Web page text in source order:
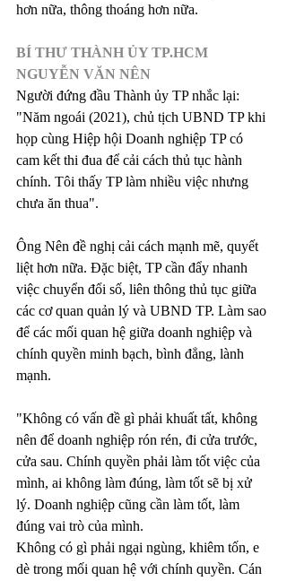
hơn nữa, thông thoáng hơn nữa.
BÍ THƯ THÀNH ỦY TP.HCM
NGUYỄN VĂN NÊN
Người đứng đầu Thành ủy TP nhắc lại:
"Năm ngoái (2021), chủ tịch UBND TP khi
họp cùng Hiệp hội Doanh nghiệp TP có
cam kết thi đua để cải cách thủ tục hành
chính. Tôi thấy TP làm nhiều việc nhưng
chưa ăn thua".
Ông Nên đề nghị cải cách mạnh mẽ, quyết
liệt hơn nữa. Đặc biệt, TP cần đẩy nhanh
việc chuyển đổi số, liên thông thủ tục giữa
các cơ quan quản lý và UBND TP. Làm sao
để các mối quan hệ giữa doanh nghiệp và
chính quyền minh bạch, bình đẳng, lành
mạnh.
"Không có vấn đề gì phải khuất tất, không
nên để doanh nghiệp rón rén, đi cửa trước,
cửa sau. Chính quyền phải làm tốt việc của
mình, ai không làm đúng, làm tốt sẽ bị xử
lý. Doanh nghiệp cũng cần làm tốt, làm
đúng vai trò của mình.
Không có gì phải ngại ngùng, khiêm tốn, e
dè trong mối quan hệ với chính quyền. Cán